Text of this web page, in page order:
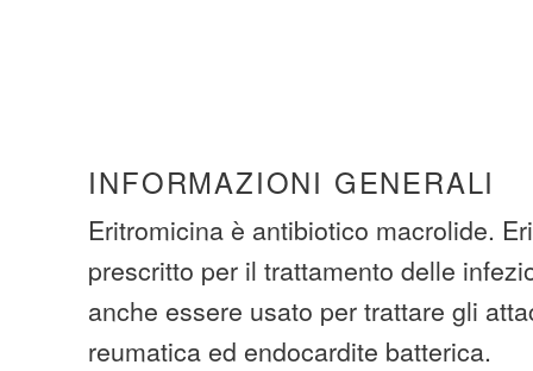
INFORMAZIONI GENERALI
Eritromicina è antibiotico macrolide.
prescritto per il trattamento delle
anche essere usato per trattare gli
reumatica ed endocardite batterica.